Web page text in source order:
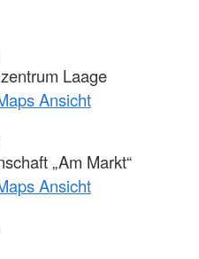
Laage
Ansicht
„Am Markt“
Ansicht